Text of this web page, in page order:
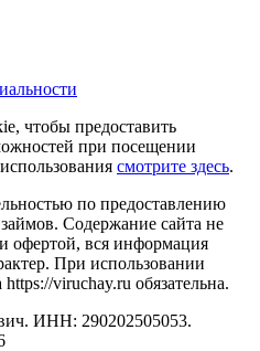
чтобы предоставить
при посещении
смотрите здесь.
по предоставлению
Содержание сайта не
офертой, вся информация
При использовании
viruchay.ru обязательна.
ИНН: 290202505053.